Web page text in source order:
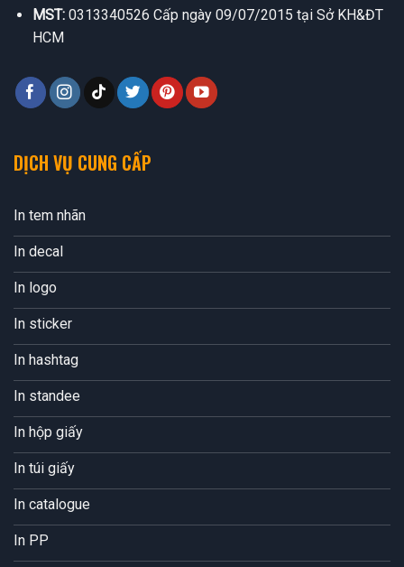
MST:0313340526 Cấp ngày 09/07/2015 tại Sở KH&ĐT
HCM
DỊCH VỤ CUNG CẤP
In tem nhãn
In decal
In logo
In sticker
In hashtag
In standee
In hộp giấy
In túi giấy
In catalogue
In PP